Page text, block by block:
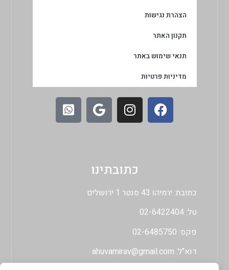
הצהרת נגישות
תקנון האתר
תנאי שימוש באתר
מדיניות פרטיות
כתובתינו
כתובת: ירמיהו 43 סנטר 1 ירושלים
טל: 02-6422404
פקס: 02-6485750
דוא"ל: ahuvamirav@gmail.com